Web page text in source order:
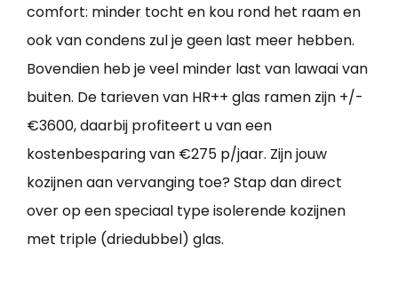
comfort: minder tocht en kou rond het raam en
ook van condens zul je geen last meer hebben.
Bovendien heb je veel minder last van lawaai van
buiten. De tarieven van HR++ glas ramen zijn +/-
€3600, daarbij profiteert u van een
kostenbesparing van €275 p/jaar. Zijn jouw
kozijnen aan vervanging toe? Stap dan direct
over op een speciaal type isolerende kozijnen
met triple (driedubbel) glas.